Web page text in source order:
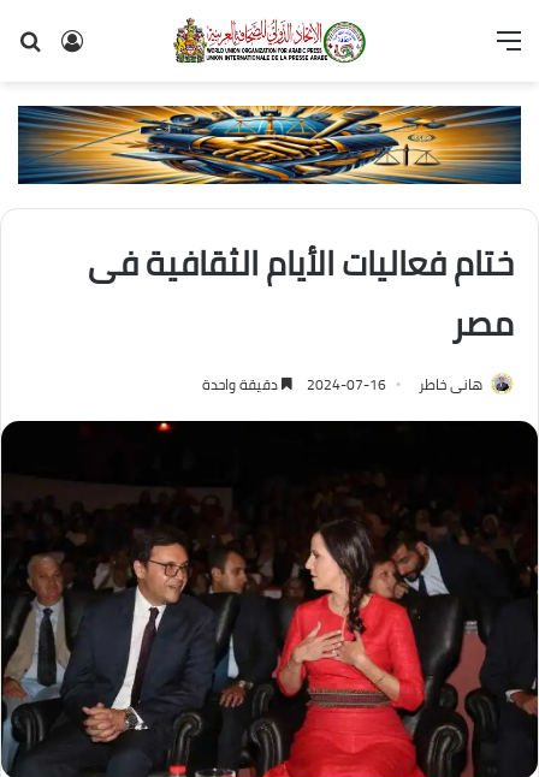
تسجيل
القائمة
ختام فعاليات الأيام الثقافية فى
مصر
هانى خاطر 2024-07-16 دقيقة واحدة